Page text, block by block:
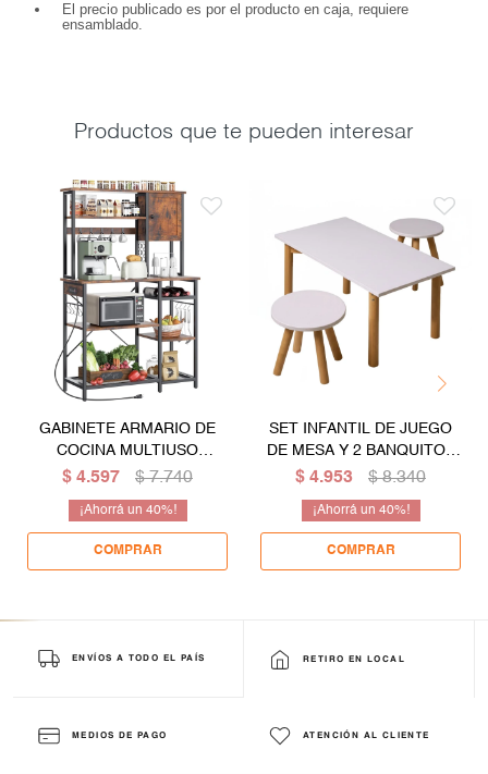
El precio publicado es por el producto en caja, requiere
ensamblado.
Productos que te pueden interesar
GABINETE ARMARIO DE
COCINA MULTIUSO
ALACENA
$ 4.597 $ 7.740
40
SET INFANTIL DE JUEGO
DE MESA Y 2 BANQUITOS
EN MADERA MACIZA
$ 4.953 $ 8.340
40
ENVÍOS A TODO EL PAÍS RETIRO EN LOCAL
MEDIOS DE PAGO ATENCIÓN AL CLIENTE